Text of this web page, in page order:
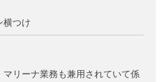
つけ
リーナ業務も兼用されていて係